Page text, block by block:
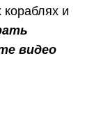
и
видео